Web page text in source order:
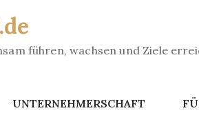
führen, wachsen und Ziele
UNTERNEHMERSCHAFT